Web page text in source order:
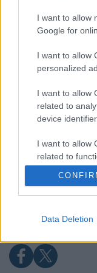
I want to allow
Google for
I want to allow
personalized
I want to allow
related to
device
I want to allow
related to
I want to allow
related to
I want to
functionality
user protection.
Data Deletion